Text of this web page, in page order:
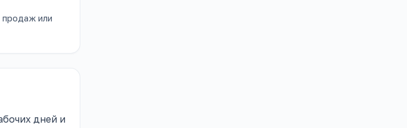
продаж или
дней и